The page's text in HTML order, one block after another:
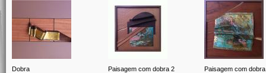
Dobra Paisagem com dobra 2 Paisagem com